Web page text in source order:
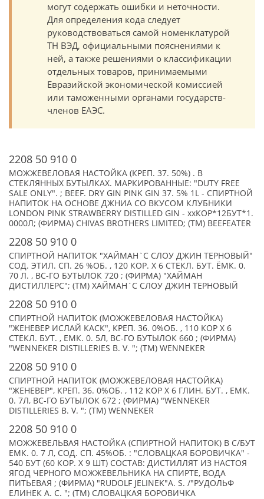
могут содержать ошибки и неточности.
Для определения кода следует
руководствоваться самой номенклатурой
ТН ВЭД, официальными пояснениями к
ней, а также решениями о классификации
отдельных товаров, принимаемыми
Евразийской экономической комиссией
или таможенными органами государств-
членов ЕАЭС.
2208 50 910 0
МОЖЖЕВЕЛОВАЯ НАСТОЙКА (КРЕП. 37. 50%) . В
СТЕКЛЯННЫХ БУТЫЛКАХ. МАРКИРОВАННЫЕ: "DUTY FREE
SALE ONLY". ; BEEF. DRY GIN PINK GIN 37. 5% 1L - СПИРТНОЙ
НАПИТОК НА ОСНОВЕ ДЖНИА СО ВКУСОМ КЛУБНИКИ
LONDON PINK STRAWBERRY DISTILLED GIN - xxКОР*12БУТ*1.
0000Л; (ФИРМА) CHIVAS BROTHERS LIMITED; (TM) BEEFEATER
2208 50 910 0
СПИРТНОЙ НАПИТОК "ХАЙМАН`С СЛОУ ДЖИН ТЕРНОВЫЙ"
СОД. ЭТИЛ. СП. 26 %ОБ. , 120 КОР. Х 6 СТЕКЛ. БУТ. ЁМК. 0.
70 Л. , ВС-ГО БУТЫЛОК 720 ; (ФИРМА) "ХАЙМАН
ДИСТИЛЛЕРС"; (TM) ХАЙМАН`С СЛОУ ДЖИН ТЕРНОВЫЙ
2208 50 910 0
СПИРТНОЙ НАПИТОК (МОЖЖЕВЕЛОВАЯ НАСТОЙКА)
"ЖЕНЕВЕР ИСЛАЙ КАСК", КРЕП. 36. 0%ОБ. , 110 КОР Х 6
СТЕКЛ. БУТ. , ЕМК. 0. 5Л, ВС-ГО БУТЫЛОК 660 ; (ФИРМА)
"WENNEKER DISTILLERIES B. V. "; (TM) WENNEKER
2208 50 910 0
СПИРТНОЙ НАПИТОК (МОЖЖЕВЕЛОВАЯ НАСТОЙКА)
"ЖЕНЕВЕР", КРЕП. 36. 0%ОБ. , 112 КОР Х 6 ГЛИН. БУТ. , ЕМК.
0. 7Л, ВС-ГО БУТЫЛОК 672 ; (ФИРМА) "WENNEKER
DISTILLERIES B. V. "; (TM) WENNEKER
2208 50 910 0
МОЖЖЕВЕЛЬВАЯ НАСТОЙКА (СПИРТНОЙ НАПИТОК) В С/БУТ
ЕМК. 0. 7 Л, СОД. СП. 45%ОБ. : "СЛОВАЦКАЯ БОРОВИЧКА" -
540 БУТ (60 КОР. Х 9 ШТ) СОСТАВ: ДИСТИЛЛЯТ ИЗ НАСТОЯ
ЯГОД ЧЕРНОГО МОЖЖЕВЕЛЬНИКА НА СПИРТЕ, ВОДА
ПИТЬЕВАЯ ; (ФИРМА) "RUDOLF JELINEK"A. S. /"РУДОЛЬФ
ЕЛИНЕК А. С. "; (TM) СЛОВАЦКАЯ БОРОВИЧКА